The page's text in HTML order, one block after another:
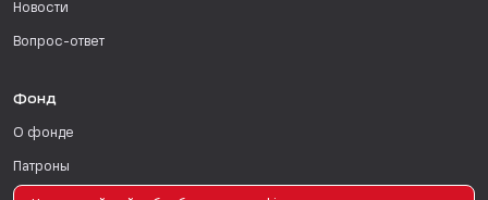
Новости
Вопрос-ответ
Фонд
О фонде
Патроны